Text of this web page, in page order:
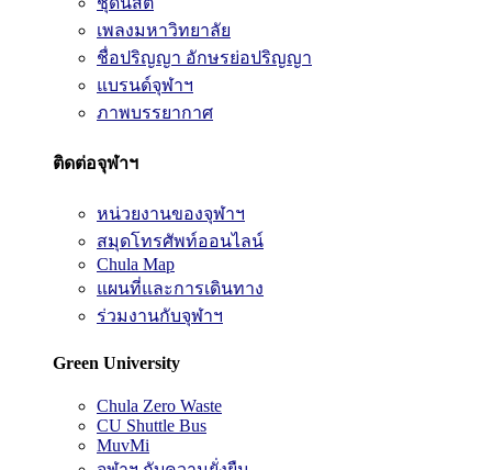
เพลงมหาวิทยาลัย
ชื่อปริญญา อักษรย่อปริญญา
แบรนด์จุฬาฯ
ภาพบรรยากาศ
ติดต่อจุฬาฯ
หน่วยงานของจุฬาฯ
สมุดโทรศัพท์ออนไลน์
Chula Map
แผนที่และการเดินทาง
ร่วมงานกับจุฬาฯ
Green University
Chula Zero Waste
CU Shuttle Bus
MuvMi